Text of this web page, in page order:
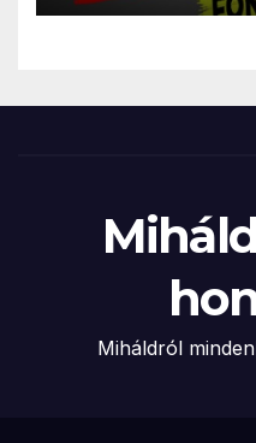
Miháldról